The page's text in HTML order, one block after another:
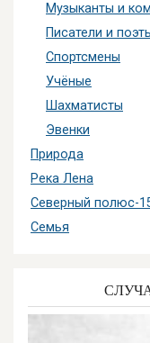
Музыканты и
Писатели и
Спортсмены
Учёные
Шахматисты
Эвенки
Природа
Река Лена
Северный полюс-
Семья